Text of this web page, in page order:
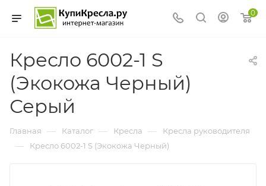
0
Кресло 6002-1 S
(Экокожа Черный)
Серый
Главная — Каталог — Кресла — Кресла руководителя
— Кресло 6002-1 S (Экокожа Черный)